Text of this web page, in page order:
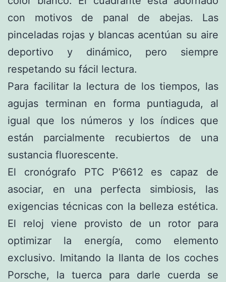
con motivos de panal de abejas. Las
pinceladas rojas y blancas acentúan su aire
deportivo y dinámico, pero siempre
respetando su fácil lectura.
Para facilitar la lectura de los tiempos, las
agujas terminan en forma puntiaguda, al
igual que los números y los índices que
están parcialmente recubiertos de una
sustancia fluorescente.
El cronógrafo PTC P’6612 es capaz de
asociar, en una perfecta simbiosis, las
exigencias técnicas con la belleza estética.
El reloj viene provisto de un rotor para
optimizar la energía, como elemento
exclusivo. Imitando la llanta de los coches
Porsche, la tuerca para darle cuerda se